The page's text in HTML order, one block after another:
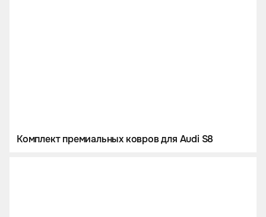
Комплект премиальных ковров для Audi S8